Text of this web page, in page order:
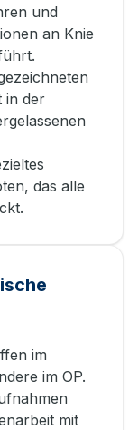
und
an Knie
in der
das alle
im
im OP.
mit